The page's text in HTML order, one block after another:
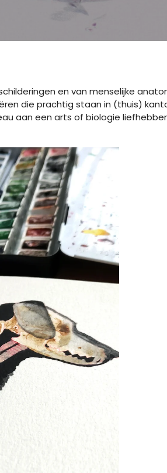
en van menselijke
die prachtig staan in (thuis)
aan een arts of biologie